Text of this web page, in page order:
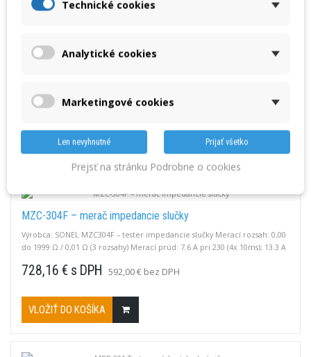
MI 3144 ST Z800 V – prístroj na meranie skutočnej...
slučky a siete do 800 V. Presnosť, spoľahlivosť, Bluetooth.
3 145,11 € s DPH 2 557,00 € bez DPH
VLOŽIŤ DO KOŠÍKA
MZC-304F – merač impedancie slučky
Výrobca: SONEL MZC304F – tester impedancie slučky Merací rozsah: 0,00
do 1999 Ω / 0,01 Ω (3 rozsahy) Merací prúd: 7.6 A pri 230 (4x 10ms); 13.3 A
ZL-N) a 180…460 V (pre ZL-L)Meranie prechodových odporov: 0,00...400 Ω
728,16 € s DPH 592,00 € bez DPH
VLOŽIŤ DO KOŠÍKA
Technické cookies
Analytické cookies
Marketingové cookies
Len nevyhnutné Prijať všetko
Prejsť na stránku Podrobne o cookies